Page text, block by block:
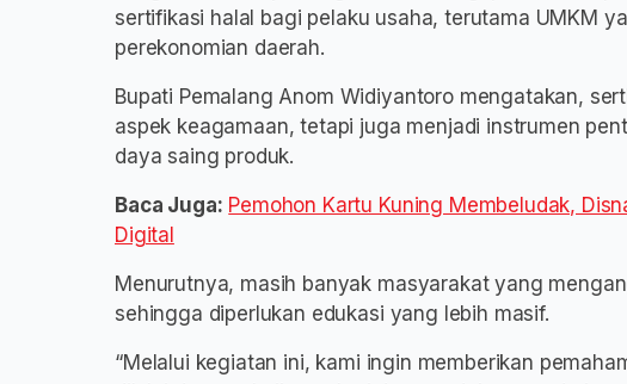
sertifikasi halal bagi pelaku usaha, terutama UMKM
perekonomian daerah.
Bupati Pemalang Anom Widiyantoro mengatakan,
aspek keagamaan, tetapi juga menjadi instrumen
daya saing produk.
Baca Juga: Pemohon Kartu Kuning Membeludak,
Digital
Menurutnya, masih banyak masyarakat yang
sehingga diperlukan edukasi yang lebih masif.
“Melalui kegiatan ini, kami ingin memberikan